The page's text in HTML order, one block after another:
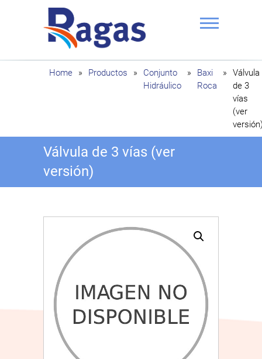
Ragas
Home » Productos »
Conjunto
Hidráulico
»
Baxi
Roca
»
Válvula
de 3
vías
(ver
Válvula de 3 vías (ver
versión)